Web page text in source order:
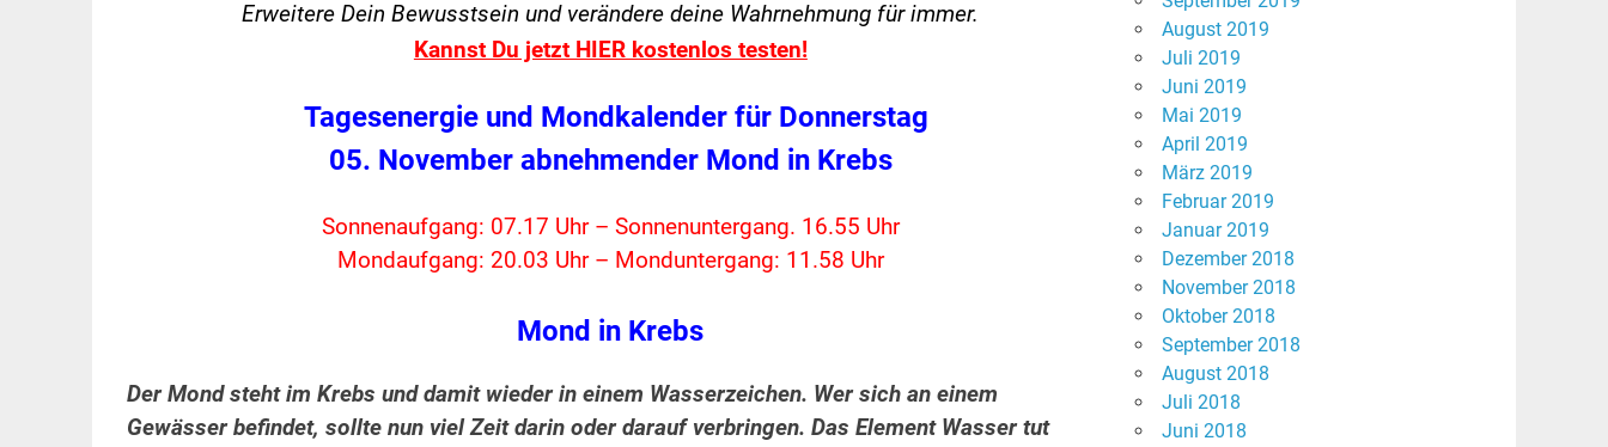
Erweitere Dein Bewusstsein und veränderedeine Wahrnehmung für immer.
Kannst Du jetzt HIER kostenlos testen!
Tagesenergie und Mondkalender für Donnerstag
05. November abnehmender Mond in Krebs
Sonnenaufgang: 07.17 Uhr – Sonnenuntergang. 16.55 Uhr
Mondaufgang: 20.03 Uhr – Monduntergang: 11.58 Uhr
Mond in Krebs
Der Mond steht im Krebs und damit wieder in einem Wasserzeichen. Wer sich an einem
Gewässer befindet, sollte nun viel Zeit darin oder darauf verbringen. Das Element Wasser tut
August 2019
Juli 2019
Juni 2019
Mai 2019
April 2019
März 2019
Februar 2019
Januar 2019
Dezember 2018
November 2018
Oktober 2018
September 2018
August 2018
Juli 2018
Juni 2018